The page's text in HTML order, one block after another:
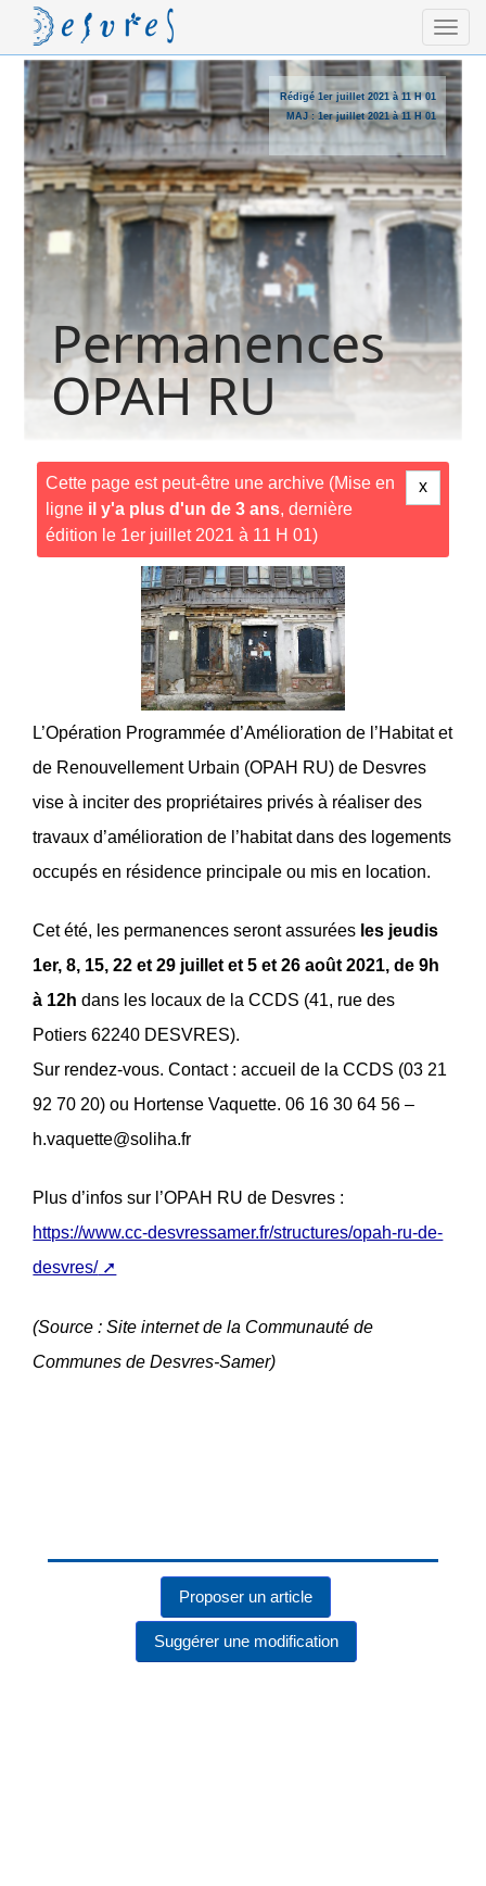
Rédigé 1er juillet 2021 à 11 H 01
MAJ :1er juillet 2021 à 11 H 01
Permanences
OPAH RU
x
Cette page est peut-être une archive (Mise en
ligne il y'a plus d'un de 3 ans, dernière
édition le 1er juillet 2021 à 11 H 01)
L’Opération Programmée d’Amélioration de l’Habitat et
de Renouvellement Urbain (OPAH RU) de Desvres
vise à inciter des propriétaires privés à réaliser des
travaux d’amélioration de l’habitat dans des logements
occupés en résidence principale ou mis en location.
Cet été, les permanences seront assurées les jeudis
1er, 8, 15, 22 et 29 juillet et 5 et 26 août 2021, de 9h
à 12h dans les locaux de la CCDS (41, rue des
Potiers 62240 DESVRES).
Sur rendez-vous. Contact : accueil de la CCDS (03 21
92 70 20) ou Hortense Vaquette. 06 16 30 64 56 –
h.vaquette@soliha.fr
Plus d’infos sur l’OPAH RU de Desvres :
https://www.cc-desvressamer.fr/structures/opah-ru-de-
desvres/
(Source : Site internet de la Communauté de
Communes de Desvres-Samer)
Proposer un article
Suggérer une modification